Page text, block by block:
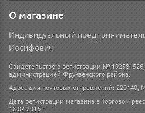
О магазине
Индивидуальный
Иосифович
Свидетельство о регистрации №
администрацией Фрунзенского района.
Адрес для почтовых отправлений: 220140,
Дата регистрации магазина в Торговом
18.02.2016 г